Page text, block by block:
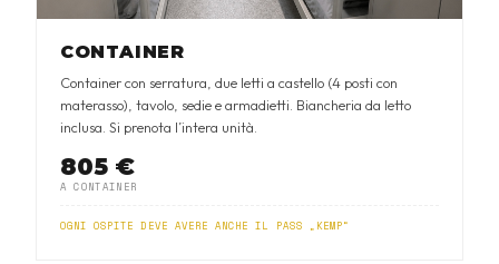
CONTAINER
Container con serratura, due letti a castello (4 posti con
materasso), tavolo, sedie e armadietti. Biancheria da letto
inclusa. Si prenota l’intera unità.
805 €
A CONTAINER
OGNI OSPITE DEVE AVERE ANCHE IL PASS „KEMP“